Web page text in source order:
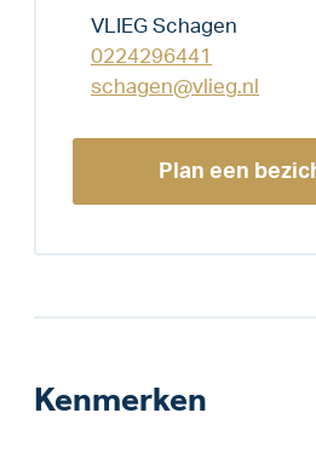
VLIEG Schagen
0224296441
schagen@vlieg.nl
Plan een
Kenmerken